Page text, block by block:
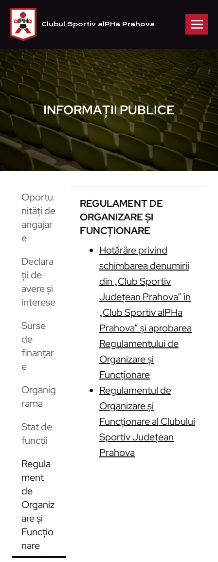
Skip
content
Clubul Sportiv alPHa Prahova
INFORMAȚII PUBLICE
Oportu
nități de
angajar
e
Declara
ții de
avere și
interese
Surse
de
finanțar
e
Organig
rama
Stat de
funcții
Regula
ment
de
Organiz
are și
Funcțio
nare
REGULAMENT DE
ORGANIZARE ȘI
FUNCȚIONARE
Hotărâre privind
schimbarea denumirii
din „Club Sportiv
Județean Prahova” în
„Club Sportiv alPHa
Prahova” și aprobarea
Regulamentului de
Organizare și
Funcționare
Regulamentul de
Organizare și
Funcționare al Clubului
Sportiv Județean
Prahova